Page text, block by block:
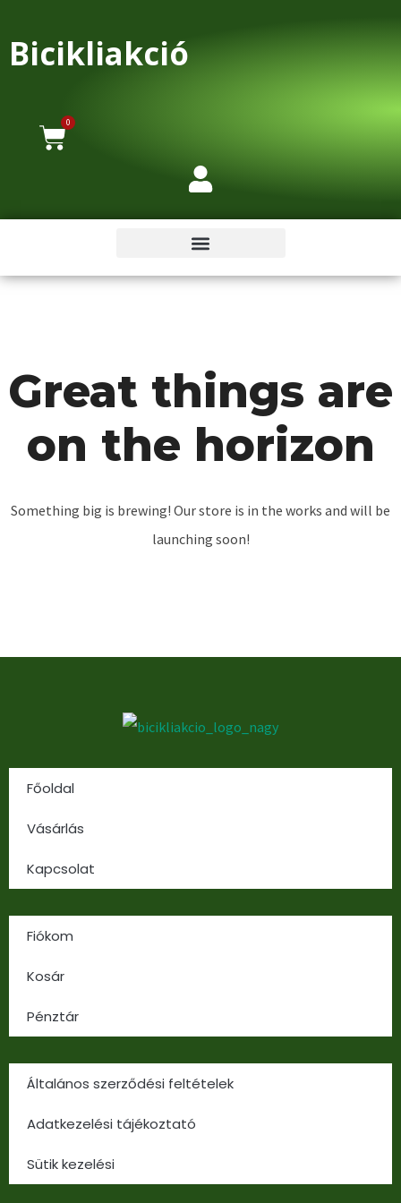
Bicikliakció
0
Great things are
on the horizon
Something big is brewing! Our store is in the works and will be
launching soon!
Főoldal
Vásárlás
Kapcsolat
Fiókom
Kosár
Pénztár
Általános szerződési feltételek
Adatkezelési tájékoztató
Sütik kezelési